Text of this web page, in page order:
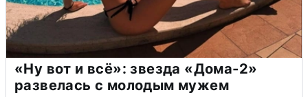
«Ну вот и всё»: звезда «Дома-2»
развелась с молодым мужем